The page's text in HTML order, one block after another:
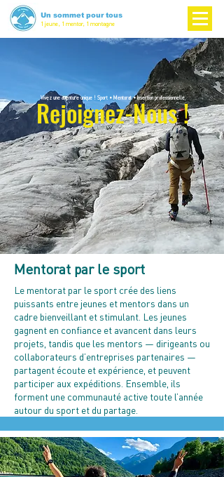
Un sommet pour tous
1 jeune, 1 mentor, 1 montagne
Vivez une aventure unique ! Sport • Mentorat • Insertion professionnelle
Rejoignez-Nous !
Mentorat par le sport
Le mentorat par le sport crée des liens
puissants entre jeunes et mentors dans un
cadre bienveillant et stimulant. Les jeunes
gagnent en confiance et avancent dans leurs
projets, tandis que les mentors — dirigeants ou
collaborateurs d’entreprises partenaires —
partagent écoute et expérience, et peuvent
participer aux expéditions. Ensemble, ils
forment une communauté active toute l’année
autour du sport et du partage.